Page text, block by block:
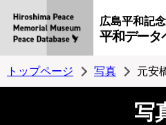
広島平和記
平和データ
トップページ 写真 元安
写